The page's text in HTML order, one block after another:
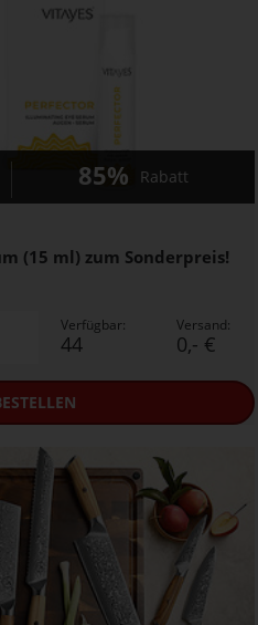
(15 ml) zum Sonderpreis!
85% Rabatt
Verfügbar:
44
Versand:
0,- €